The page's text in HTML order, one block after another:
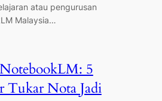
atau pengurusan
Malaysia…
5
Tukar Nota Jadi